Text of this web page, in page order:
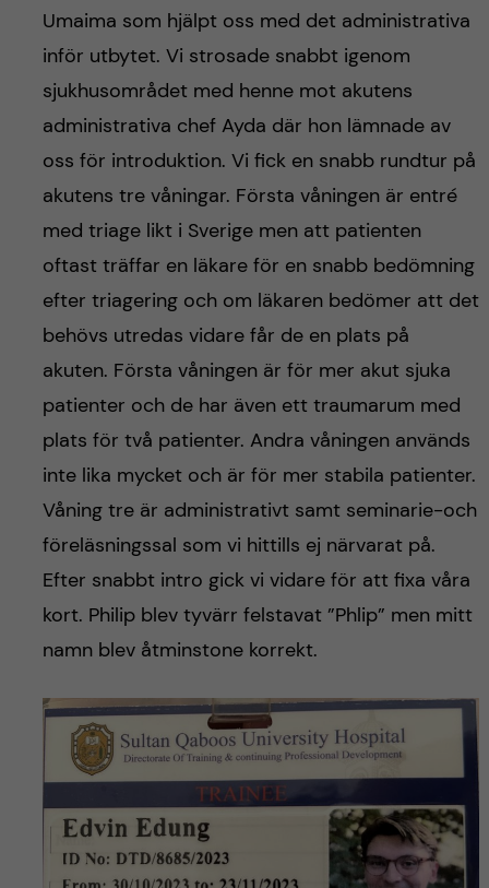
Umaima som hjälpt oss med det administrativa
inför utbytet. Vi strosade snabbt igenom
sjukhusområdet med henne mot akutens
administrativa chef Ayda där hon lämnade av
oss för introduktion. Vi fick en snabb rundtur på
akutens tre våningar. Första våningen är entré
med triage likt i Sverige men att patienten
oftast träffar en läkare för en snabb bedömning
efter triagering och om läkaren bedömer att det
behövs utredas vidare får de en plats på
akuten. Första våningen är för mer akut sjuka
patienter och de har även ett traumarum med
plats för två patienter. Andra våningen används
inte lika mycket och är för mer stabila patienter.
Våning tre är administrativt samt seminarie-och
föreläsningssal som vi hittills ej närvarat på.
Efter snabbt intro gick vi vidare för att fixa våra
kort. Philip blev tyvärr felstavat ”Phlip” men mitt
namn blev åtminstone korrekt.